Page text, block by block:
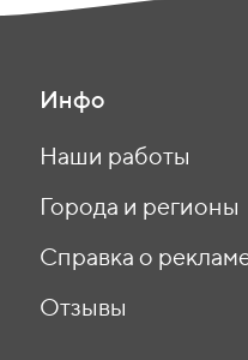
Инфо
Наши работы
Города и регионы
Справка о
Отзывы